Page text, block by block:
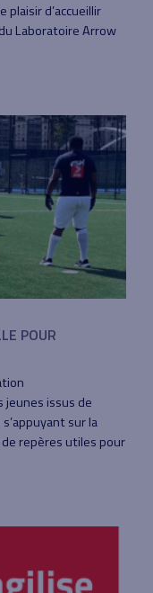
plaisir d’accueillir
Laboratoire Arrow
POUR
jeunes issus de
sur la
repères utiles pour